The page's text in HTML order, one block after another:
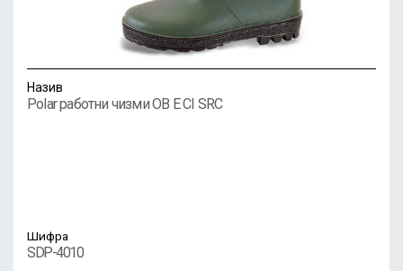
Назив
Polar работни чизми OB E CI SRC
Шифра
SDP-4010